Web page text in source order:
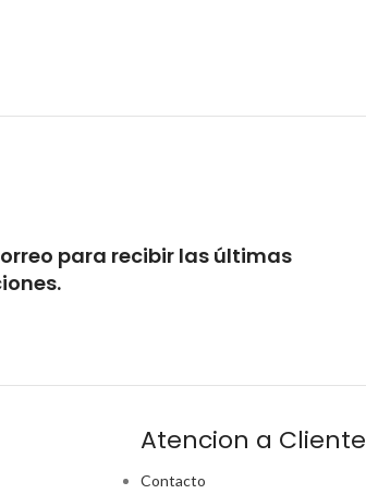
para recibir las últimas
Atencion a Cliente
Contacto